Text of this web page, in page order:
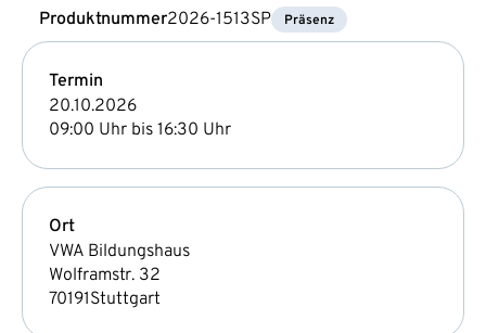
Produktnummer2026-1513SP Präsenz
Termin
20.10.2026
09:00 Uhr bis 16:30 Uhr
Ort
VWA Bildungshaus
Wolframstr. 32
70191Stuttgart